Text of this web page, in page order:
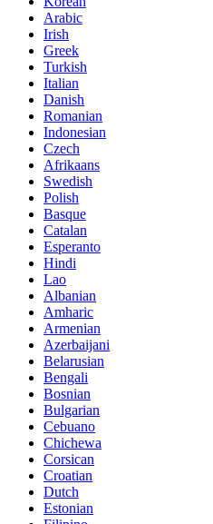
Arabic
Irish
Greek
Turkish
Italian
Danish
Romanian
Indonesian
Czech
Afrikaans
Swedish
Polish
Basque
Catalan
Esperanto
Hindi
Lao
Albanian
Amharic
Armenian
Azerbaijani
Belarusian
Bengali
Bosnian
Bulgarian
Cebuano
Chichewa
Corsican
Croatian
Dutch
Estonian